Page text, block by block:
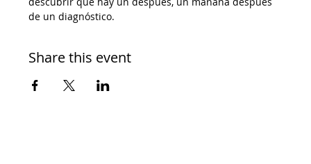
de un diagnóstico.
Share this event